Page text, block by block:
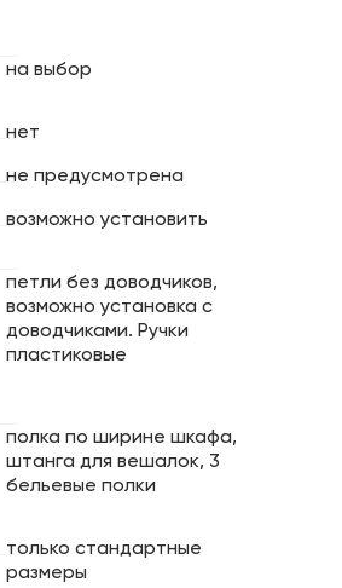
на выбор
нет
не предусмотрена
возможно установить
петли без доводчиков,
возможно установка с
доводчиками. Ручки
пластиковые
полка по ширине шкафа,
штанга для вешалок, 3
бельевые полки
только стандартные
размеры